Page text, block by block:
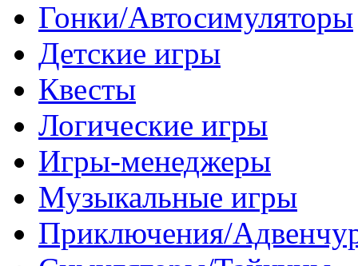
Гонки/Автосимуляторы
Детские игры
Квесты
Логические игры
Игры-менеджеры
Музыкальные игры
Приключения/